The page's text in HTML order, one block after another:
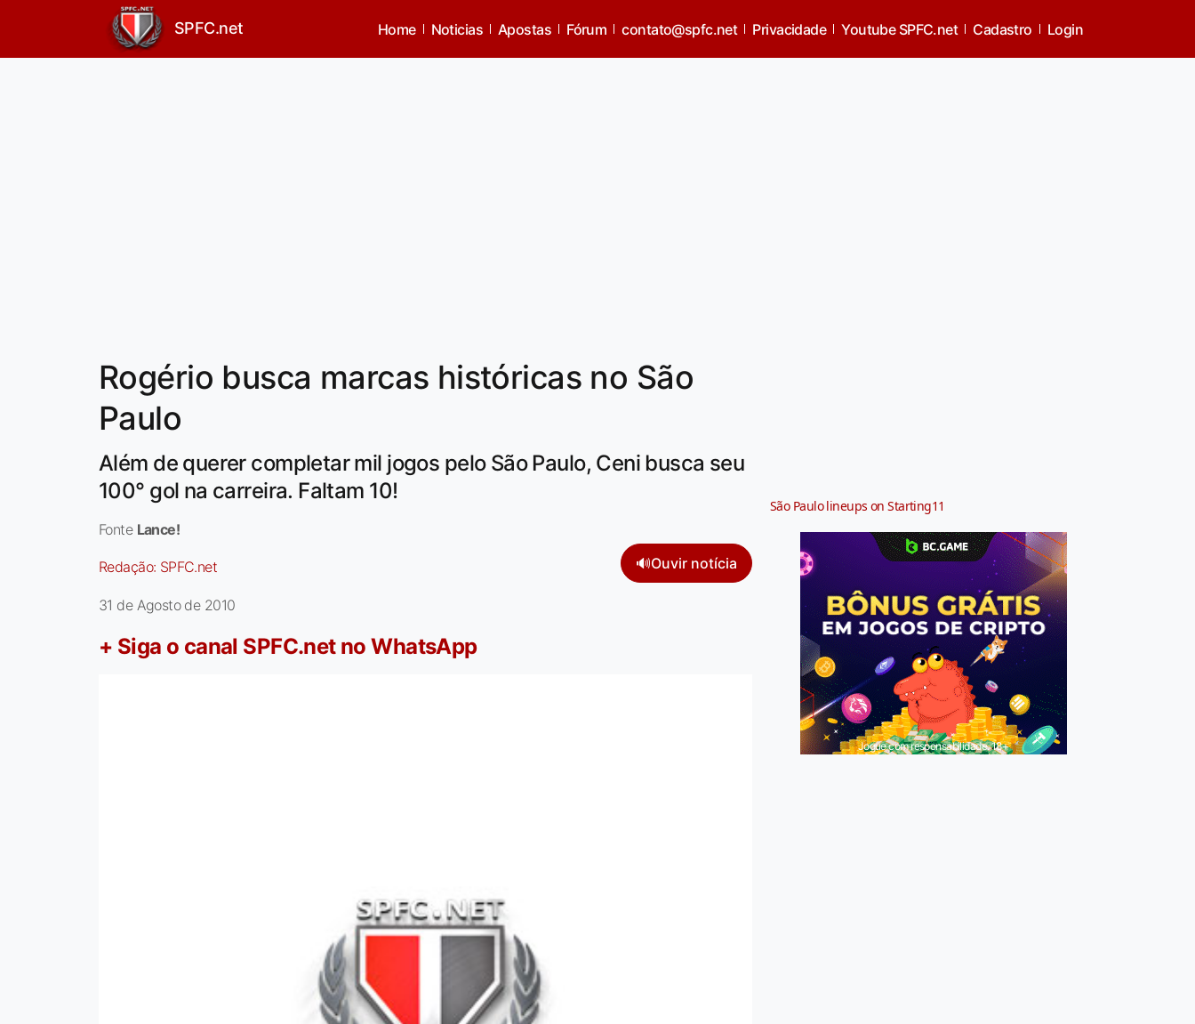
SPFC.net Home Noticias Apostas Fórum contato@spfc.net Privacidade Youtube SPFC.net Cadastro Login
Rogério busca marcas históricas no São
Paulo
Além de querer completar mil jogos pelo São Paulo, Ceni busca seu
100° gol na carreira. Faltam 10!
Fonte Lance!
Redação: SPFC.net 🔊Ouvir notícia
31 de Agosto de 2010
+ Siga o canal SPFC.net no WhatsApp
São Paulo lineups on Starting11
Jogue com responsabilidade. 18+